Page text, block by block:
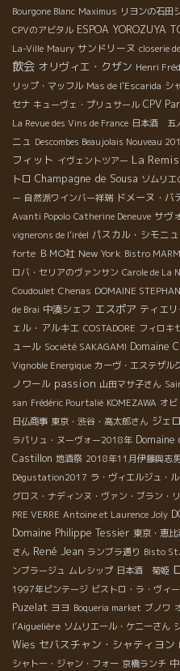
Bourgone Blanc Maximus リヨンの石田
CPVのアビタル ESPOA YOROZUYA
La-Ville Maury サンドリーヌ closerie
飲会 オリヴィエ・クザン Henri
リップ・マッフル Mas de l'Escarida シ
セナ キューヴェ・プリュサール CPV
La Revue des Vins de France 日本酒 五
ニュ Descombes Beaujolais Nouveau
フィット イヴェントツアー La
トロ Champagne de Sousa ソムリエ
ー 自然派ワインバー祥瑞 ドメーヌ・バ
Avanti Popolo Catherine Deneuve サヴ
vignerons de l'iréel パスカル・シモニ
forte ＢＭО社 New York Bistro
ロバ・セリアのヴァンサン Carole de La
Coudoulet Chenas DOMAINE
de Brai 中湊シェフ エスポア ティエ
ェル・アルキエ COSTADORE フィロキ
ュール Société SAKAGAMI Domaine
Vignoble Energique カーヴ・エステザル
ノワール passion 山田マサ子さん
san Frédéric Pourtalié KOMEZAWA オ
日仏商事 東京・渋谷・高太郎さん ジェ
ラパリュ・ヌーヴォー2018年 Domaine
Castillon 地酒祭 2018年11月伊藤與志
Dégustation2017 ラ・ヴィエルジュ・
グロス・ナディンヌ・ヴァン・ブラン・
PRE VERRE Antoine et Laurence Joly
Domaine Philippe Tessier 東京・恵比
さん René Jean ランブラ通り Bisto
ンブラージュ ムレシップ 日本酒 菊姫
1997年ビンテージ ビストロ・ラ・ヴィ
Puzelat ヨヨ Boqueria market ブノワ
l’Aiguelière ソムリエール・ケニーさん
Wies セバスチャン・シャティヨン
シャトー・ジャン・フォー 京橋ランチ